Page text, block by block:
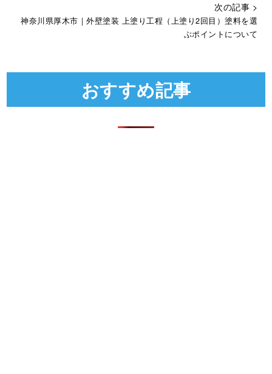
次の記事 >
神奈川県厚木市｜外壁塗装 上塗り工程（上塗り2回目）塗料を選
ぶポイントについて
おすすめ記事